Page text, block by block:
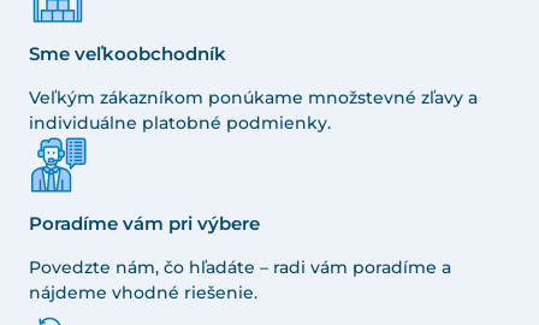
Sme veľkoobchodník
Veľkým zákazníkom ponúkame množstevné zľavy a
individuálne platobné podmienky.
Poradíme vám pri výbere
Povedzte nám, čo hľadáte – radi vám poradíme a
nájdeme vhodné riešenie.